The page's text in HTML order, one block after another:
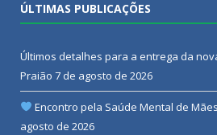
ÚLTIMAS PUBLICAÇÕES
Últimos detalhes para a entrega da
Praião 7 de agosto de 2026
Encontro pela Saúde Mental de
agosto de 2026